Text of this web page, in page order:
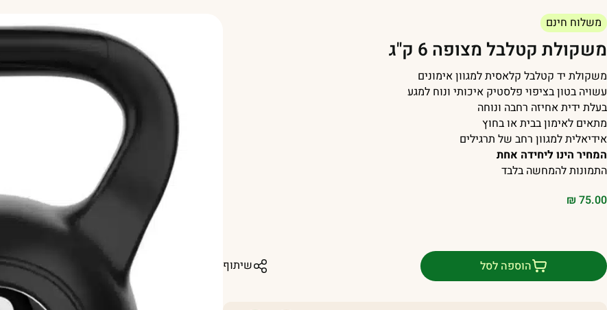
משלוח חינם
משקולת קטלבל מצופה 6 ק"ג
₪ 75.00
משקולת יד קטלבל קלאסית למגוון אימונים
עשויה בטון בציפוי פלסטיק איכותי ונוח למגע
בעלת ידית אחיזה רחבה ונוחה
מתאים לאימון בבית או בחוץ
אידיאלית למגוון רחב של תרגילים
המחיר הינו ליחידה אחת
התמונות להמחשה בלבד
הוספה לסל שיתוף